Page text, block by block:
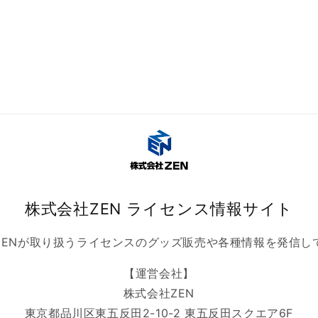
株式会社ZEN ライセンス情報サイト
が取り扱うライセンスのグッズ販売や各種情報を発信し
【運営会社】
株式会社ZEN
東京都品川区東五反田2-10-2 東五反田スクエア6F